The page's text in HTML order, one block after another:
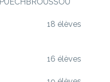
18 élèves
16 élèves